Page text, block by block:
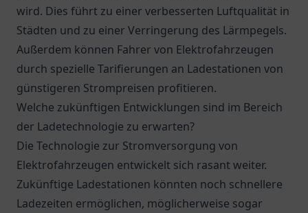
wird. Dies führt zu einer verbesserten Luftqualität in
Städten und zu einer Verringerung des Lärmpegels.
Außerdem können Fahrer von Elektrofahrzeugen
durch spezielle Tarifierungen an Ladestationen von
günstigeren Strompreisen profitieren.
Welche zukünftigen Entwicklungen sind im Bereich
der Ladetechnologie zu erwarten?
Die Technologie zur Stromversorgung von
Elektrofahrzeugen entwickelt sich rasant weiter.
Zukünftige Ladestationen könnten noch schnellere
Ladezeiten ermöglichen, möglicherweise sogar